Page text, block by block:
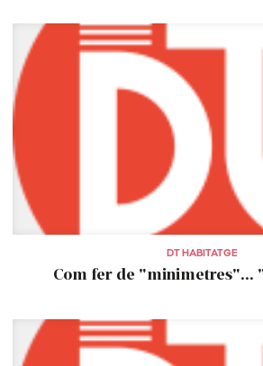
DT HABITATGE
Com fer de "minimetres"...